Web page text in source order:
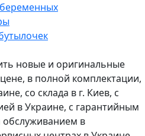
новые и оригинальные
в полной комплектации,
со склада в г. Киев, с
в Украине, с гарантийным
в